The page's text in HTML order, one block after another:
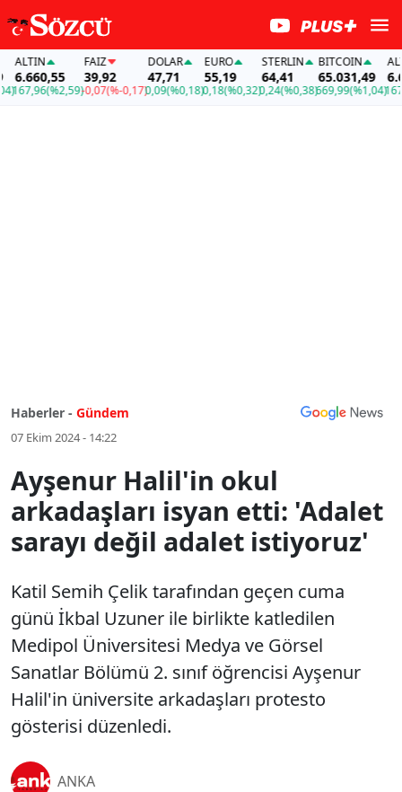
ALTIN
6.660,55
(%2,59)
FAİZ
39,92
-0,07(%-0,17)
DOLAR
47,71
0,09(%0,18)
EURO
55,19
0,18(%0,32)
STERLIN
64,41
0,24(%0,38)
BITCOIN
65.031,49
669,99(%1,04)
Haberler - Gündem
07 Ekim 2024 - 14:22
Ayşenur Halil'in okul
arkadaşları isyan etti: 'Adalet
sarayı değil adalet istiyoruz'
Katil Semih Çelik tarafından geçen cuma
günü İkbal Uzuner ile birlikte katledilen
Medipol Üniversitesi Medya ve Görsel
Sanatlar Bölümü 2. sınıf öğrencisi Ayşenur
Halil'in üniversite arkadaşları protesto
gösterisi düzenledi.
ANKA